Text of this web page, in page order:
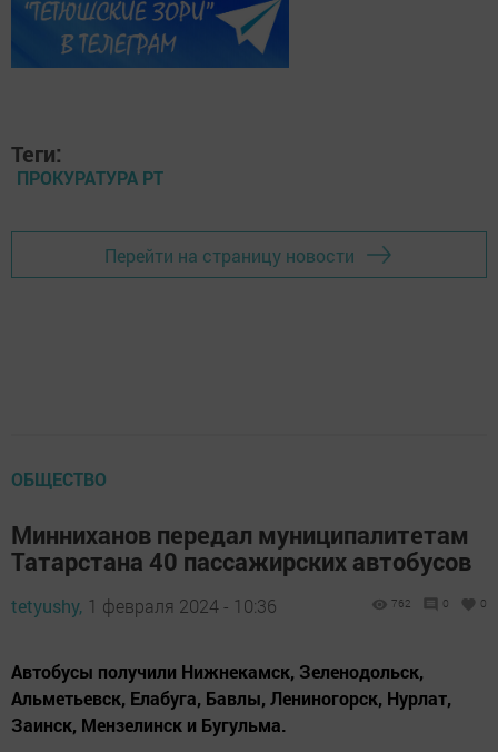
Теги:
ПРОКУРАТУРА РТ
Перейти на страницу новости
ОБЩЕСТВО
Минниханов передал муниципалитетам
Татарстана 40 пассажирских автобусов
tetyushy, 1 февраля 2024 - 10:36 762 0 0
Автобусы получили Нижнекамск, Зеленодольск,
Альметьевск, Елабуга, Бавлы, Лениногорск, Нурлат,
Заинск, Мензелинск и Бугульма.